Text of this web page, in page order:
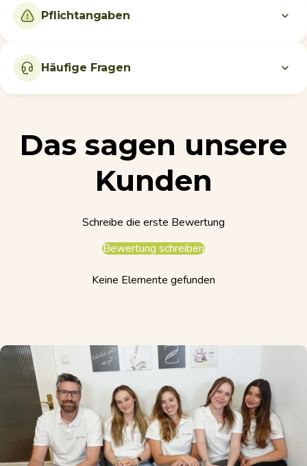
Pflichtangaben
Häufige Fragen
Das sagen unsere
Kunden
Schreibe die erste Bewertung
Bewertung schreiben
Keine Elemente gefunden